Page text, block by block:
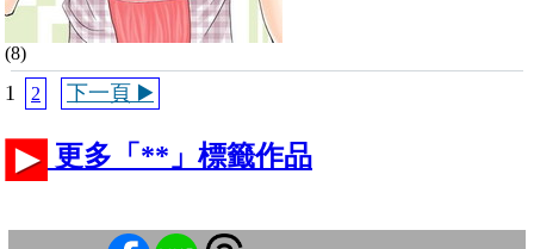
(8)
1 2 下一頁 ▶️
更多「**」標籤作品